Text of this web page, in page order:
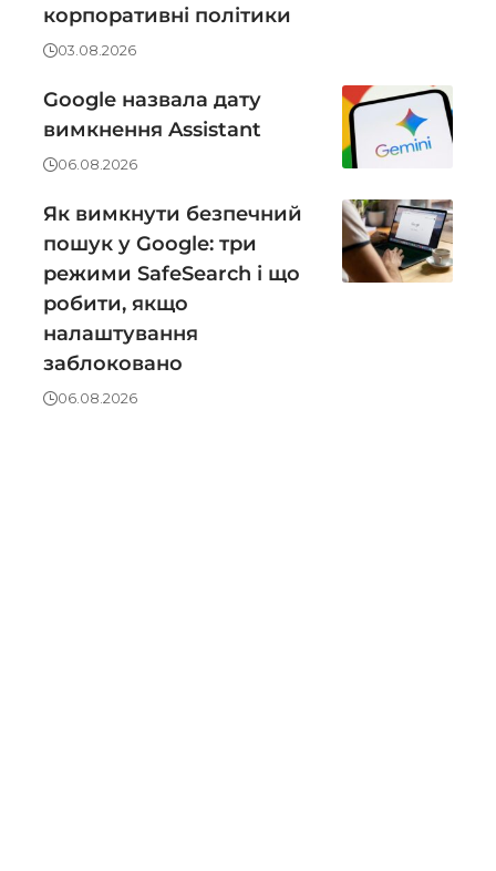
корпоративні політики
03.08.2026
Google назвала дату
вимкнення Assistant
06.08.2026
Як вимкнути безпечний
пошук у Google: три
режими SafeSearch і що
робити, якщо
налаштування
заблоковано
06.08.2026